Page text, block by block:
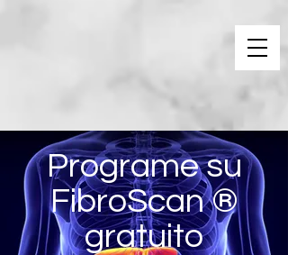
Programe su
FibroScan ®
gratuito